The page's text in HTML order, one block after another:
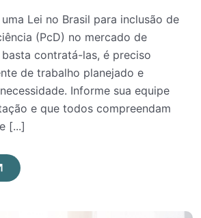
Lei no Brasil para inclusão de
(PcD) no mercado de
contratá-las, é preciso
de trabalho planejado e
Informe sua equipe
e que todos compreendam
[...]